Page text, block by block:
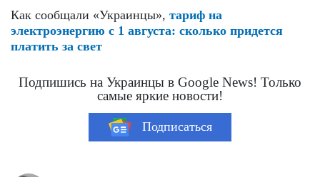
Как сообщали «Украинцы», тариф на
электроэнергию с 1 августа: сколько придется
платить за свет
Подпишись на Украинцы в Google News! Только
самые яркие новости!
Подписаться